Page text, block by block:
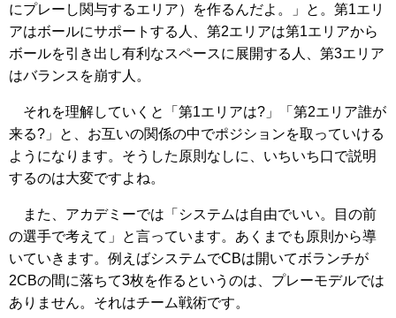
にプレーし関与するエリア）を作るんだよ。」と。第1エリ
アはボールにサポートする人、第2エリアは第1エリアから
ボールを引き出し有利なスペースに展開する人、第3エリア
はバランスを崩す人。
それを理解していくと「第1エリアは?」「第2エリア誰が
来る?」と、お互いの関係の中でポジションを取っていける
ようになります。そうした原則なしに、いちいち口で説明
するのは大変ですよね。
また、アカデミーでは「システムは自由でいい。目の前
の選手で考えて」と言っています。あくまでも原則から導
いていきます。例えばシステムでCBは開いてボランチが
2CBの間に落ちて3枚を作るというのは、プレーモデルでは
ありません。それはチーム戦術です。